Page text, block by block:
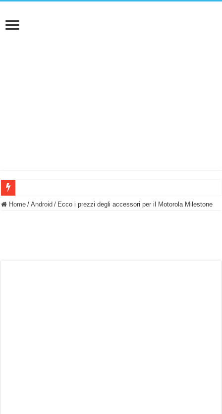
BASTA FATICARE! Questo robot tagliaerba lo appoggi e fa tutto lui! (Senza
Home / Android / Ecco i prezzi degli accessori per il Motorola Milestone